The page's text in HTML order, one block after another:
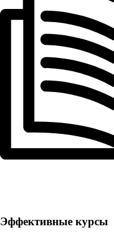
Эффективные курсы